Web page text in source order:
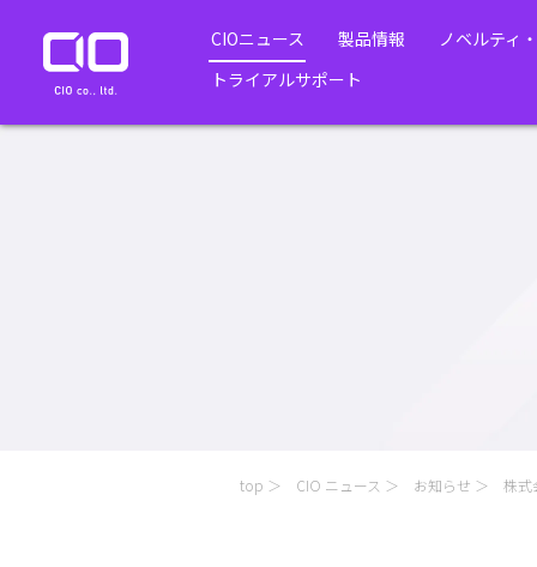
CIOニュース 製品情報
ノベルティ
トライアルサポート
top CIO ニュース お知らせ 株式